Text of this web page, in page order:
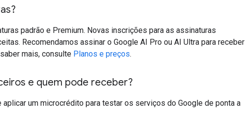
padrão e Premium. Novas inscrições para as assinaturas
Recomendamos assinar o Google AI Pro ou AI Ultra para receber
mais, consulte Planos e preços.
e quem pode receber?
um microcrédito para testar os serviços do Google de ponta a